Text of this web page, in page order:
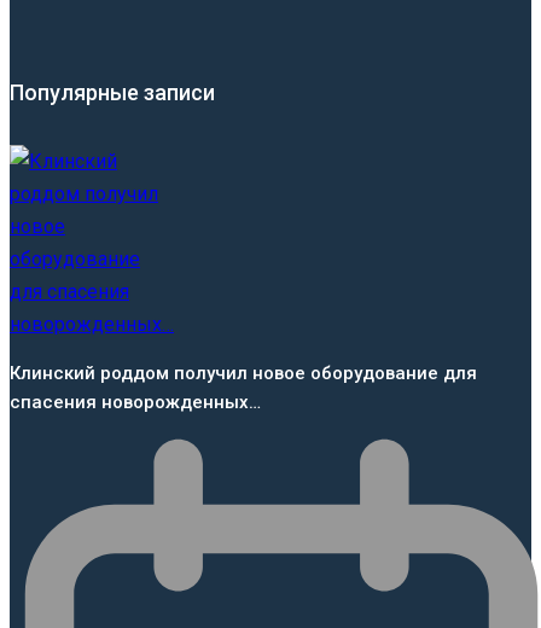
Популярные записи
Клинский роддом получил новое оборудование для
спасения новорожденных…